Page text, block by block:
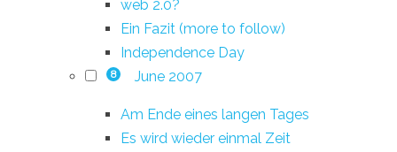
web 2.0?
Ein Fazit (more to follow)
Independence Day
8 June 2007
Am Ende eines langen Tages
Es wird wieder einmal Zeit